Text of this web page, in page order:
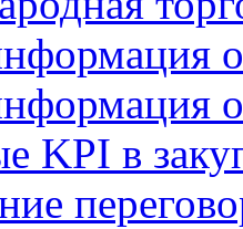
о
о
KPI в